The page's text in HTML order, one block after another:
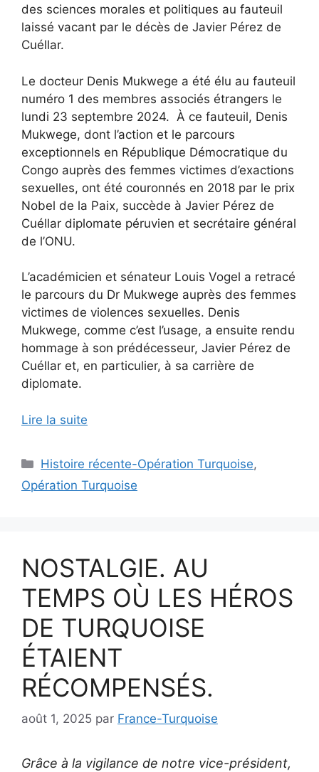
des sciences morales et politiques au fauteuil
laissé vacant par le décès de Javier Pérez de
Cuéllar.
Le docteur Denis Mukwege a été élu au fauteuil
numéro 1 des membres associés étrangers le
lundi 23 septembre 2024. À ce fauteuil, Denis
Mukwege, dont l’action et le parcours
exceptionnels en République Démocratique du
Congo auprès des femmes victimes d’exactions
sexuelles, ont été couronnés en 2018 par le prix
Nobel de la Paix, succède à Javier Pérez de
Cuéllar diplomate péruvien et secrétaire général
de l’ONU.
L’académicien et sénateur Louis Vogel a retracé
le parcours du Dr Mukwege auprès des femmes
victimes de violences sexuelles. Denis
Mukwege, comme c’est l’usage, a ensuite rendu
hommage à son prédécesseur, Javier Pérez de
Cuéllar et, en particulier, à sa carrière de
diplomate.
Lire la suite
Catégories
Histoire récente-Opération Turquoise,
Opération Turquoise
NOSTALGIE. AU
TEMPS OÙ LES HÉROS
DE TURQUOISE
ÉTAIENT
RÉCOMPENSÉS.
août 1, 2025 par France-Turquoise
Grâce à la vigilance de notre vice-président,